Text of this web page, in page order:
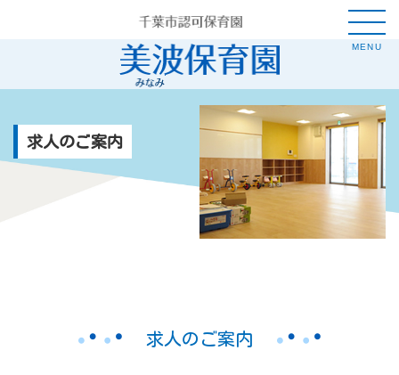
MENU
求人のご案内
求人のご案内